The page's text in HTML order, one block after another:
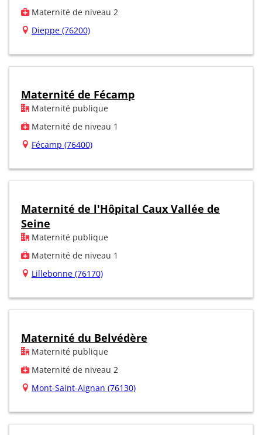
Maternité de niveau 2
Dieppe (76200)
Maternité de Fécamp
Maternité publique
Maternité de niveau 1
Fécamp (76400)
Maternité de l'Hôpital Caux Vallée de
Seine
Maternité publique
Maternité de niveau 1
Lillebonne (76170)
Maternité du Belvédère
Maternité publique
Maternité de niveau 2
Mont-Saint-Aignan (76130)